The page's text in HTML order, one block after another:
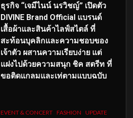
ธุรกิจ “เจมีไนน์ นรวิชญ์” เปิดตัว
DIVINE Brand Official แบรนด์
เสื้อผ้าและสินค้าไลฟ์สไตล์ ที่
สะท้อนบุคลิกและความชอบของ
เจ้าตัว ผสานความเรียบง่าย แต่
แฝงไปด้วยความสนุก ชิค สตรีท ที่
ขอติดแกลมและเท่ตามแบบฉบับ
EVENT & CONCERT FASHION UPDATE